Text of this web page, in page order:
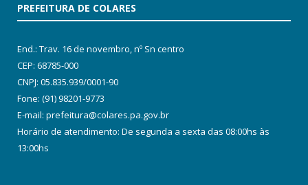
PREFEITURA DE COLARES
End.: Trav. 16 de novembro, nº Sn centro
CEP: 68785-000
CNPJ: 05.835.939/0001-90
Fone: (91) 98201-9773
E-mail: prefeitura@colares.pa.gov.br
Horário de atendimento: De segunda a sexta das 08:00hs às
13:00hs